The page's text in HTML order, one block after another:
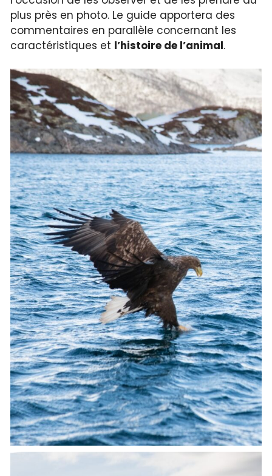
plus près en photo. Le guide apportera des
commentaires en parallèle concernant les
caractéristiques et l’histoire de l’animal.